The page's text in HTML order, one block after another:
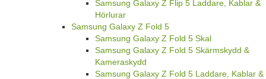
Samsung Galaxy Z Flip 5 Laddare, Kablar &
Hörlurar
Samsung Galaxy Z Fold 5
Samsung Galaxy Z Fold 5 Skal
Samsung Galaxy Z Fold 5 Skärmskydd &
Kameraskydd
Samsung Galaxy Z Fold 5 Laddare, Kablar &